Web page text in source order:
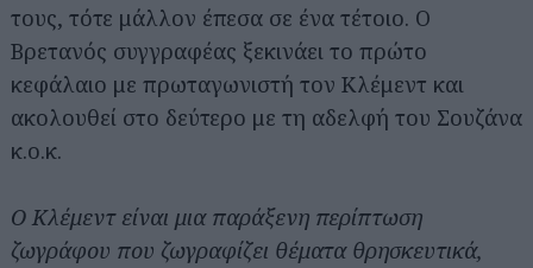
τους, τότε μάλλον έπεσα σε ένα τέτοιο. Ο
Βρετανός συγγραφέας ξεκινάει το πρώτο
κεφάλαιο με πρωταγωνιστή τον Κλέμεντ και
ακολουθεί στο δεύτερο με τη αδελφή του Σουζάνα
κ.ο.κ.
Ο Κλέμεντ είναι μια παράξενη περίπτωση
ζωγράφου που ζωγραφίζει θέματα θρησκευτικά,